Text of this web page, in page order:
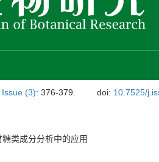
Issue (3): 376-379. doi: 10.7525/
类成分分析中的应用